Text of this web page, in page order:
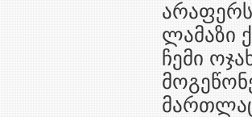
არაფერს
ლამაზი
ჩემი